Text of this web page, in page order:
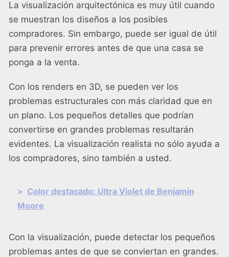
La visualización arquitectónica es muy útil cuando
se muestran los diseños a los posibles
compradores. Sin embargo, puede ser igual de útil
para prevenir errores antes de que una casa se
ponga a la venta.
Con los renders en 3D, se pueden ver los
problemas estructurales con más claridad que en
un plano. Los pequeños detalles que podrían
convertirse en grandes problemas resultarán
evidentes. La visualización realista no sólo ayuda a
los compradores, sino también a usted.
> Color destacado: Ultra Violet de Benjamin
Moore
Con la visualización, puede detectar los pequeños
problemas antes de que se conviertan en grandes.